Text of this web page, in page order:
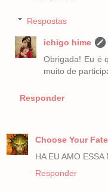
Respostas
ichigo hime
Obrigada! Eu é
muito de
Responder
Choose Your Fate
HA EU AMO ESSA
Responder